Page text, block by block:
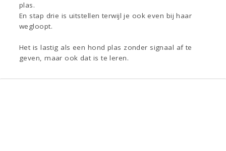
plas.
En stap drie is uitstellen terwijl je ook even bij haar
wegloopt.
Het is lastig als een hond plas zonder signaal af te
geven, maar ook dat is te leren.